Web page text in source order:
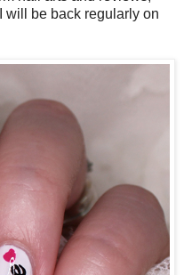
will be back regularly on